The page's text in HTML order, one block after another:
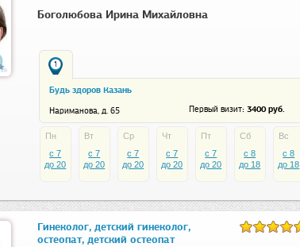
Боголюбова Ирина Михайловна
1
Будь здоров Казань
Нариманова, д. 65 Первый визит: 3400 руб.
Пн
c 7
до 20
Вт
c 7
до 20
Ср
c 7
до 20
Чт
c 7
до 20
Пт
c 7
до 20
Сб
c 8
до 18
Вс
c 8
до 18
Гинеколог, детский гинеколог,
остеопат, детский остеопат